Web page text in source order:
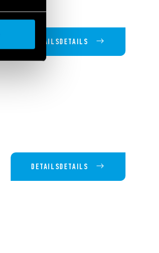
DETAILSDETAILS
DETAILSDETAILS